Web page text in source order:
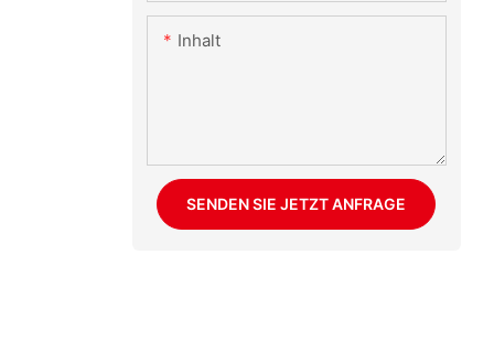
Inhalt
SENDEN SIE JETZT ANFRAGE